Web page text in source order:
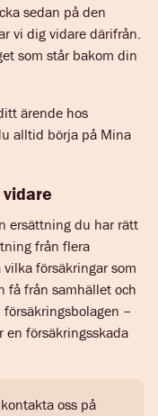
sedan på den
vi dig vidare därifrån.
som står bakom din
ärende hos
alltid börja på Mina
ersättning du har rätt
från flera
försäkringar som
få från samhället och
–
en försäkringsskada
oss på